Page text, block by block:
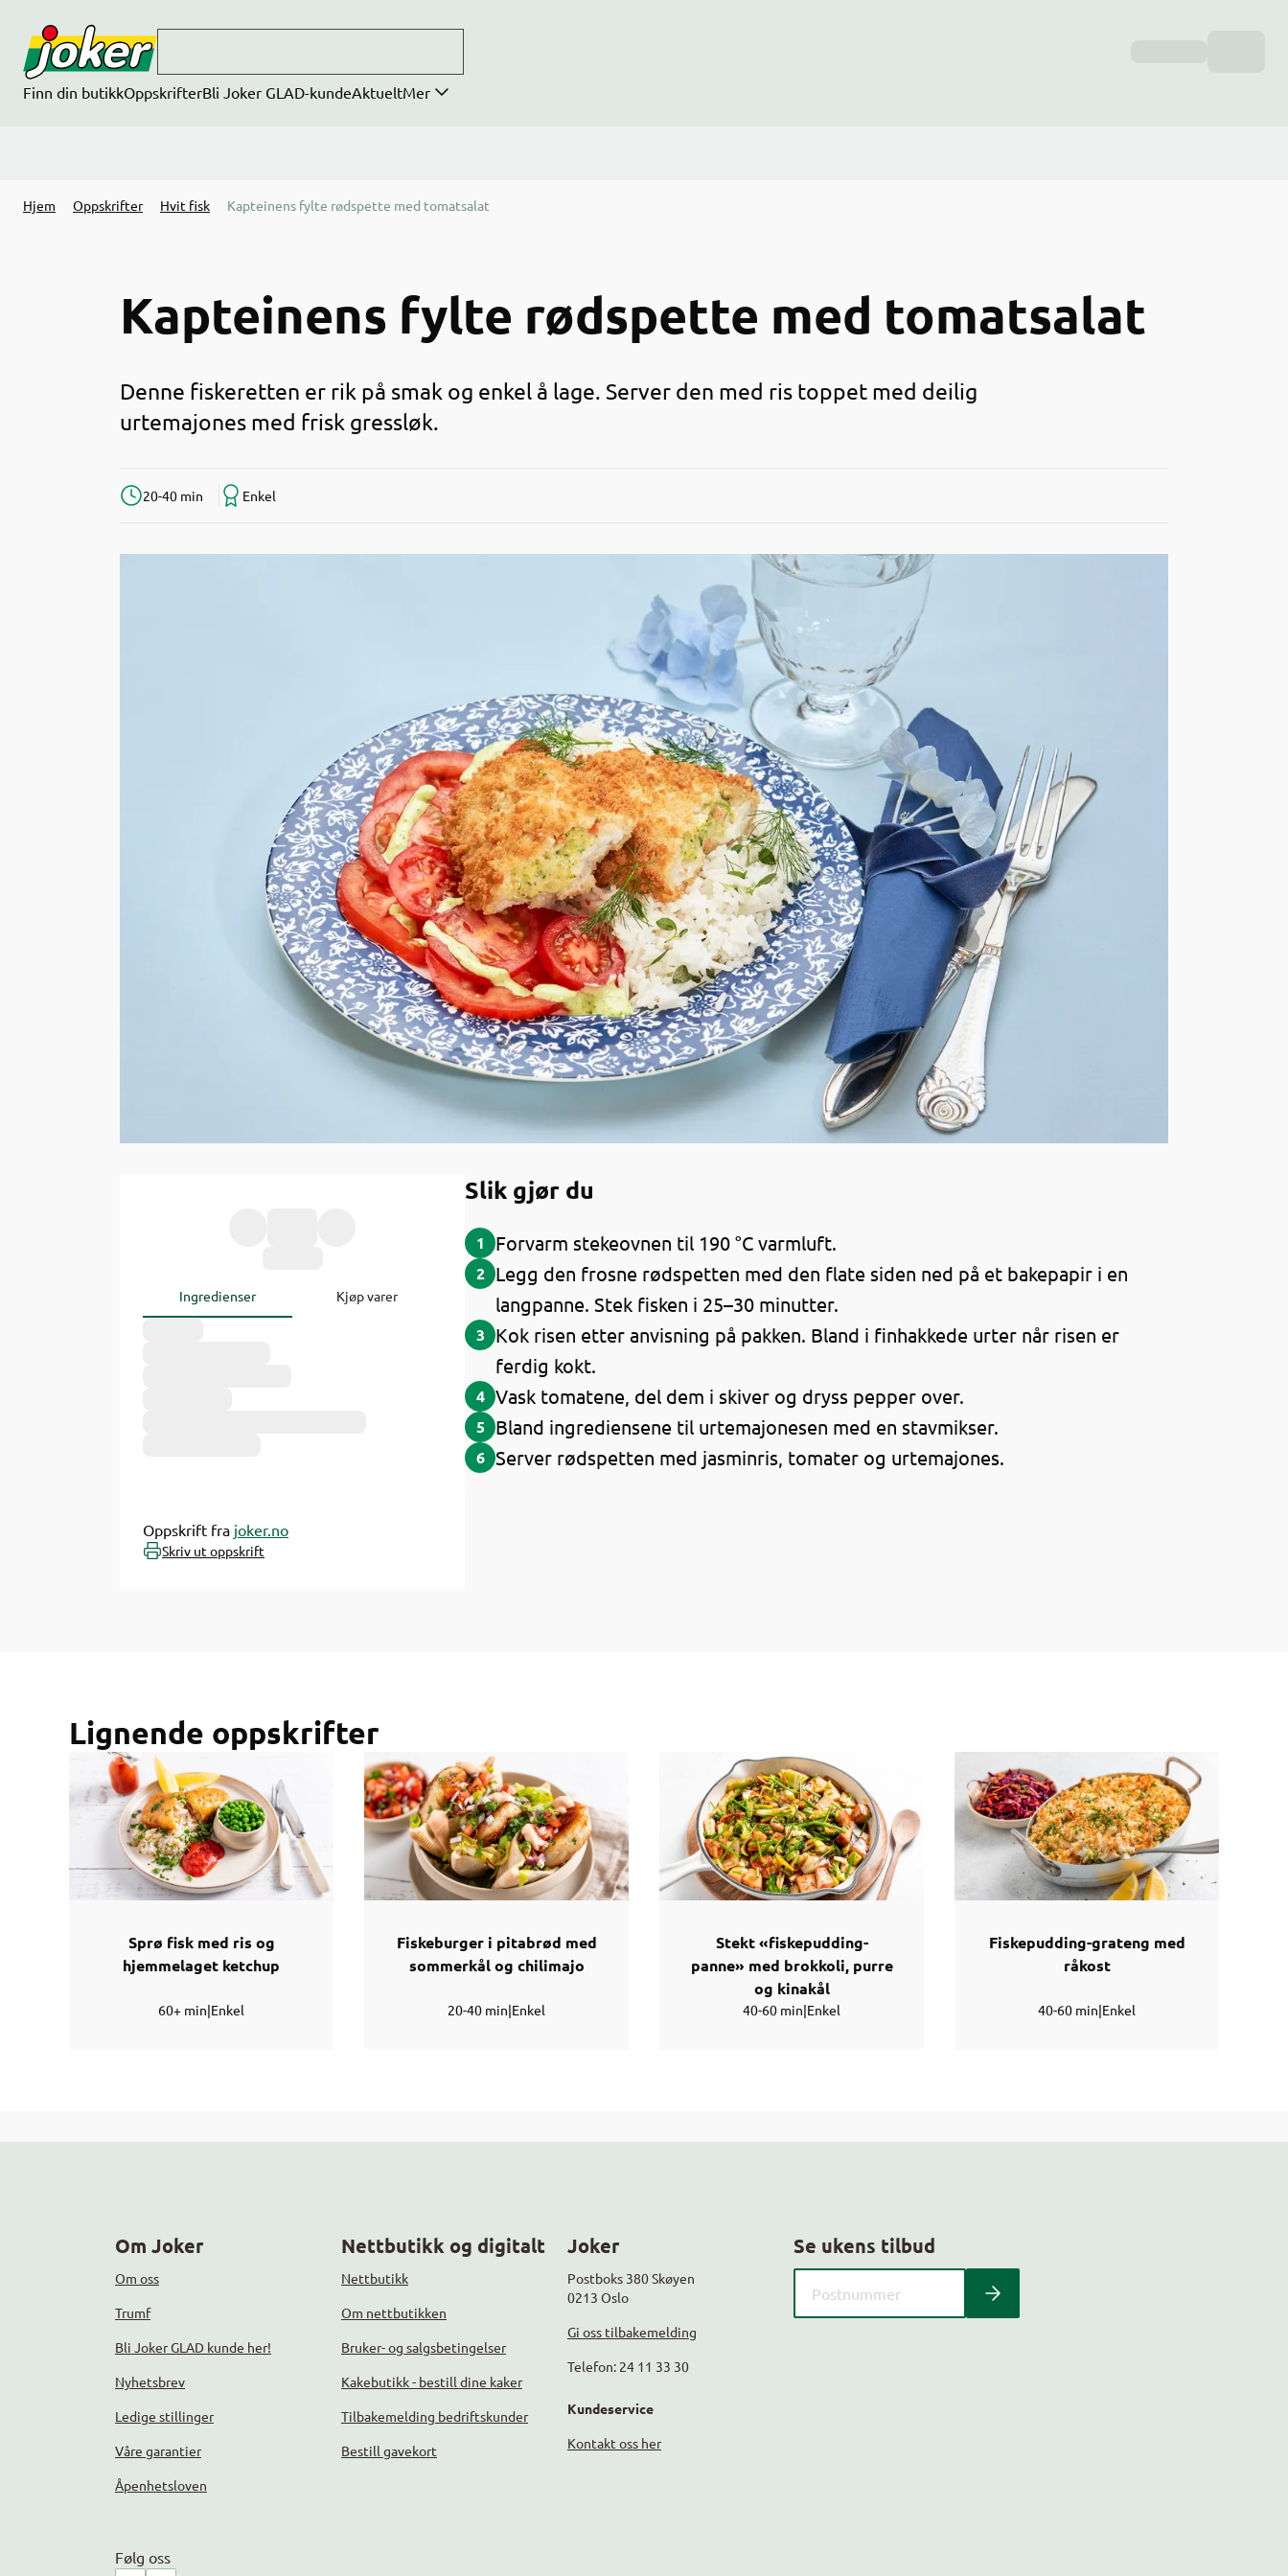
Finn din butikkOppskrifterBli Joker GLAD-kundeAktueltMer
Hjem Oppskrifter Hvit fisk Kapteinens fylte rødspette med tomatsalat
Kapteinens fylte rødspette med tomatsalat
Denne fiskeretten er rik på smak og enkel å lage. Server den med ris toppet med deilig
urtemajones med frisk gressløk.
20-40 min Enkel
Ingredienser Kjøp varer
Oppskrift fra joker.no
Skriv ut oppskrift
Slik gjør du
1 Forvarm stekeovnen til 190 °C varmluft.
2 Legg den frosne rødspetten med den flate siden ned på et bakepapir i en
langpanne. Stek fisken i 25–30 minutter.
3
Kok risen etter anvisning på pakken. Bland i finhakkede urter når risen er
ferdig kokt.
4 Vask tomatene, del dem i skiver og dryss pepper over.
5 Bland ingrediensene til urtemajonesen med en stavmikser.
6 Server rødspetten med jasminris, tomater og urtemajones.
Lignende oppskrifter
Sprø fisk med ris og
hjemmelaget ketchup
60+ min|Enkel
Fiskeburger i pitabrød med
sommerkål og chilimajo
20-40 min|Enkel
Stekt «fiskepudding-
panne» med brokkoli, purre
og kinakål
40-60 min|Enkel
Fiskepudding-grateng med
råkost
40-60 min|Enkel
Om Joker
Om oss
Trumf
Bli Joker GLAD kunde her!
Nyhetsbrev
Ledige stillinger
Våre garantier
Åpenhetsloven
Nettbutikk og digitalt
Nettbutikk
Om nettbutikken
Bruker- og salgsbetingelser
Kakebutikk - bestill dine kaker
Tilbakemelding bedriftskunder
Bestill gavekort
Joker
Postboks 380 Skøyen
0213 Oslo
Gi oss tilbakemelding
Telefon: 24 11 33 30
Kundeservice
Kontakt oss her
Se ukens tilbud
Følg oss